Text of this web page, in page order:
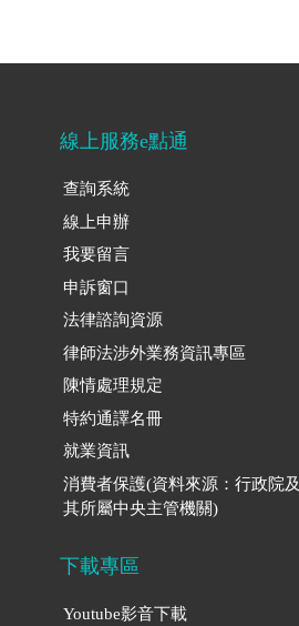
線上服務e點通
查詢系統
線上申辦
我要留言
申訴窗口
法律諮詢資源
律師法涉外業務資訊專區
陳情處理規定
特約通譯名冊
就業資訊
消費者保護(資料來源：行政院及
其所屬中央主管機關)
下載專區
Youtube影音下載